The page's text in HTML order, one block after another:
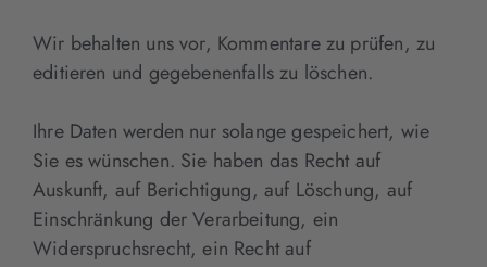
Wir behalten uns vor, Kommentare zu prüfen, zu
editieren und gegebenenfalls zu löschen.
Ihre Daten werden nur solange gespeichert, wie
Sie es wünschen. Sie haben das Recht auf
Auskunft, auf Berichtigung, auf Löschung, auf
Einschränkung der Verarbeitung, ein
Widerspruchsrecht, ein Recht auf